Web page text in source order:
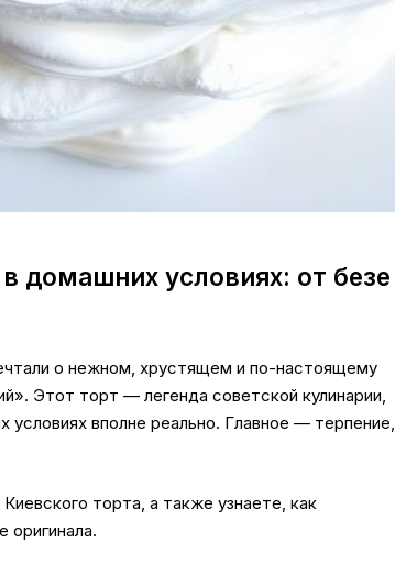
домашних условиях: от безе
о нежном, хрустящем и по-настоящему
Этот торт — легенда советской кулинарии,
вполне реально. Главное — терпение,
торта, а также узнаете, как
оригинала.